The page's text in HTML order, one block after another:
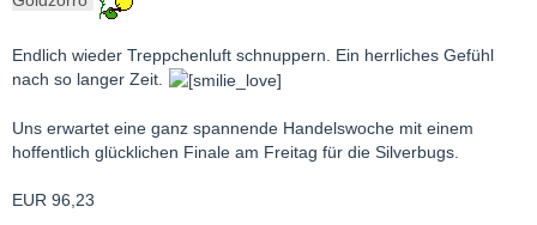
Endlich wieder Treppchenluft schnuppern. Ein herrliches Gefühl
nach so langer Zeit.
Uns erwartet eine ganz spannende Handelswoche mit einem
hoffentlich glücklichen Finale am Freitag für die Silverbugs.
EUR 96,23